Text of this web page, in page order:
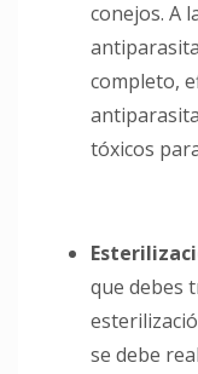
conejos. A
completo,
tóxicos
que debes
se debe